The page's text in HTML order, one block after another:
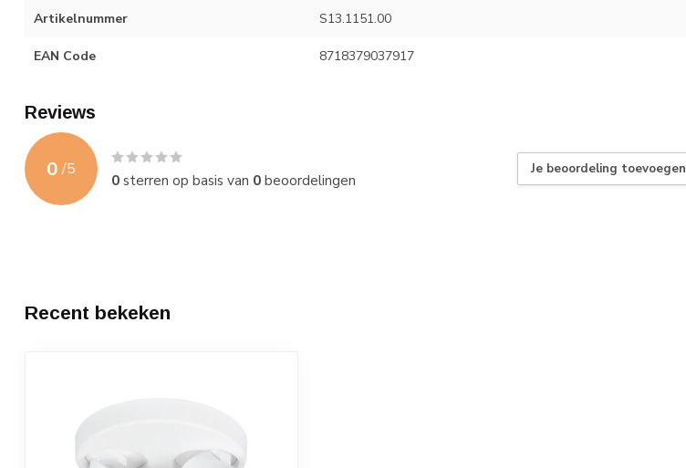
Artikelnummer S13.1151.00
EAN Code 8718379037917
Reviews
0 /5
0sterren op basis van 0beoordelingen
Je beoordeling toevoegen
Recent bekeken